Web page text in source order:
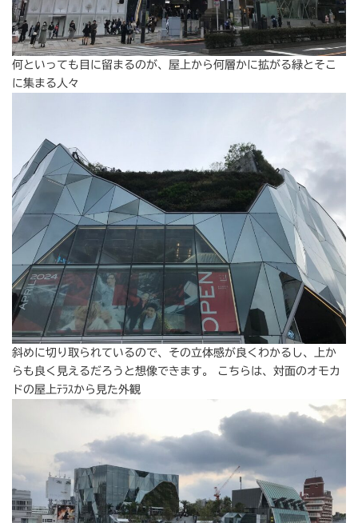
何といっても目に留まるのが、屋上から何層かに拡がる緑とそこ
に集まる人々
斜めに切り取られているので、その立体感が良くわかるし、上か
らも良く見えるだろうと想像できます。 こちらは、対面のオモカ
ドの屋上ﾃﾗｽから見た外観